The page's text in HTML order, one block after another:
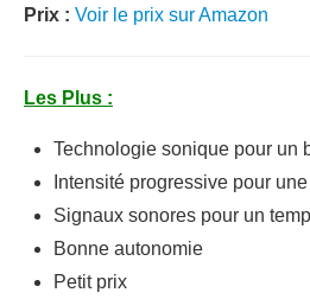
Prix : Voir le prix sur Amazon
Les Plus :
Technologie sonique pour un
Intensité progressive pour
Signaux sonores pour un
Bonne autonomie
Petit prix